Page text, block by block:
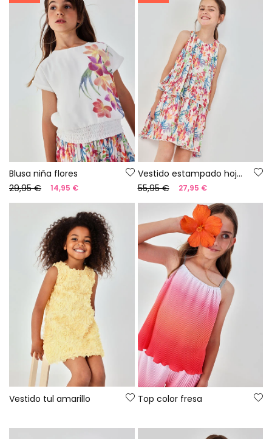
Blusa niña flores
29,95 €
14,95 €
Vestido estampado hojas
55,95 €
27,95 €
Vestido tul amarillo Top color fresa